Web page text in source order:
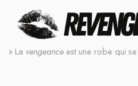
» La vengeance est une robe qui